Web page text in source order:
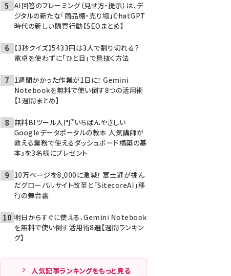
AI回答のフレーミング（見せ方・提示）は、デ
ジタルの新たな「商品棚・売り場」――ChatGPT
時代の新しい購買行動【SEOまとめ】
【3秒クイズ】5433円は3人で割り切れる？
電卓を使わずに「ひと目」で見抜く方法
1週間かかった作業が1日に！ Gemini
Notebookを無料で使い倒す8つの活用術
【1週間まとめ】
無料BIツール入門『いちばんやさしい
Googleデータポータルの教本 人気講師が
教える業務で使えるダッシュボード構築の基
本』を3名様にプレゼント
10万ページを8,000に激減！ 富士通が挑ん
だグローバルサイト改革と「SitecoreAI」移
行の舞台裏
明日からすぐに使える、Gemini Notebook
を無料で使い倒す活用術8選【週間ランキン
グ】
人気記事ランキングをもっと見る